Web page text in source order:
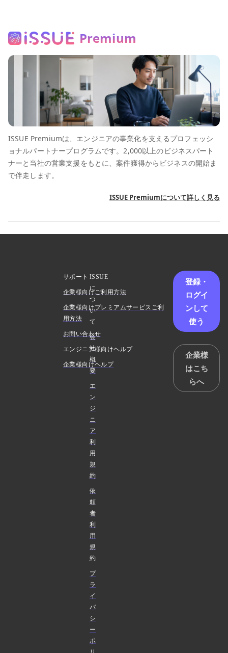
Premium
ISSUE Premiumは、エンジニアの事業化を支えるプロフェッシ
ョナルパートナープログラムです。2,000以上のビジネスパート
ナーと当社の営業支援をもとに、案件獲得からビジネスの開始ま
で伴走します。
ISSUE Premiumについて詳しく見る
ISSUE
に
つ
い
て
会
社
概
要
エ
ン
ジ
ニ
ア
利
用
規
約
依
頼
者
利
用
規
約
プ
ラ
イ
バ
シ
ー
ポ
サポート
企業様向けご利用方法
企業様向けプレミアムサービスご利
用方法
お問い合わせ
エンジニア様向けヘルプ
企業様向けヘルプ
登録・
ログイ
ンして
使う
企業様
はこち
らへ